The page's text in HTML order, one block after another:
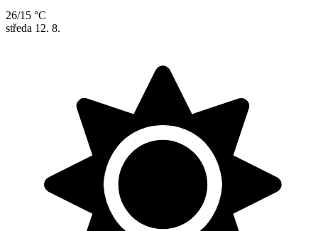
26/15 °C
středa 12. 8.